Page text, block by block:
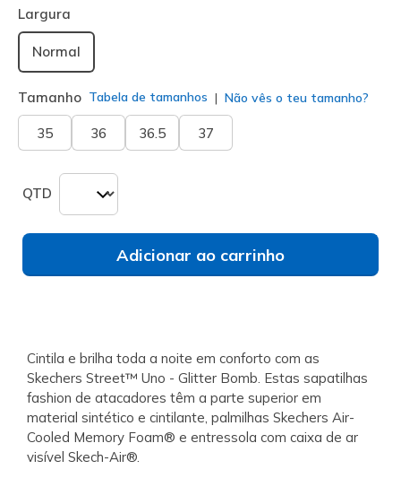
Largura
Normal
Tamanho Tabela de tamanhos Não vês o teu tamanho?
35 36 36.5 37
QTD
Adicionar ao carrinho
Cintila e brilha toda a noite em conforto com as
Skechers Street™ Uno - Glitter Bomb. Estas sapatilhas
fashion de atacadores têm a parte superior em
material sintético e cintilante, palmilhas Skechers Air-
Cooled Memory Foam® e entressola com caixa de ar
visível Skech-Air®.